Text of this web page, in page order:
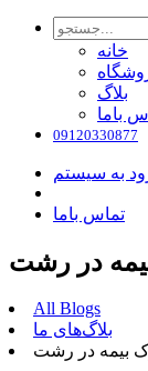
خانه
بلاگ
باما
09120330877
به سیستم
تماس باما
در رشت
All Blogs
بلاگ‌های ما
بیمه در رشت